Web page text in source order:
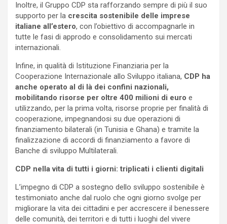
Inoltre, il Gruppo CDP sta rafforzando sempre di più il suo
supporto per la crescita sostenibile delle imprese
italiane all’estero, con l’obiettivo di accompagnarle in
tutte le fasi di approdo e consolidamento sui mercati
internazionali.
Infine, in qualità di Istituzione Finanziaria per la
Cooperazione Internazionale allo Sviluppo italiana, CDP ha
anche operato al di là dei confini nazionali,
mobilitando risorse per oltre 400 milioni di euro e
utilizzando, per la prima volta, risorse proprie per finalità di
cooperazione, impegnandosi su due operazioni di
finanziamento bilaterali (in Tunisia e Ghana) e tramite la
finalizzazione di accordi di finanziamento a favore di
Banche di sviluppo Multilaterali.
CDP nella vita di tutti i giorni: triplicati i clienti digitali
L’impegno di CDP a sostegno dello sviluppo sostenibile è
testimoniato anche dal ruolo che ogni giorno svolge per
migliorare la vita dei cittadini e per accrescere il benessere
delle comunità, dei territori e di tutti i luoghi del vivere